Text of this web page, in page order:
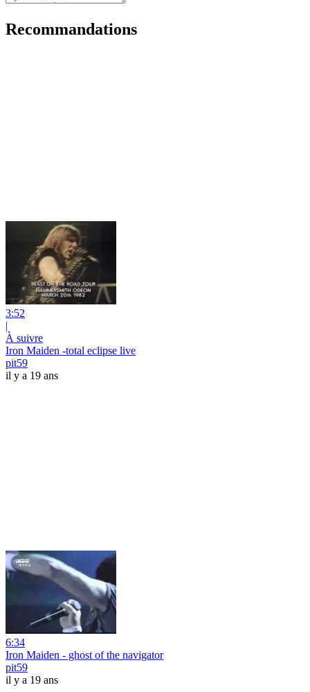
Recommandations
3:52
|
À suivre
Iron Maiden -total eclipse live
pit59
il y a 19 ans
6:34
Iron Maiden - ghost of the navigator
pit59
il y a 19 ans